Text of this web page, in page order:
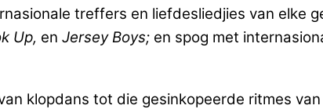
treffers en liefdesliedjies van elke
Up, en Jersey Boys; en spog met
klopdans tot die gesinkopeerde ritmes